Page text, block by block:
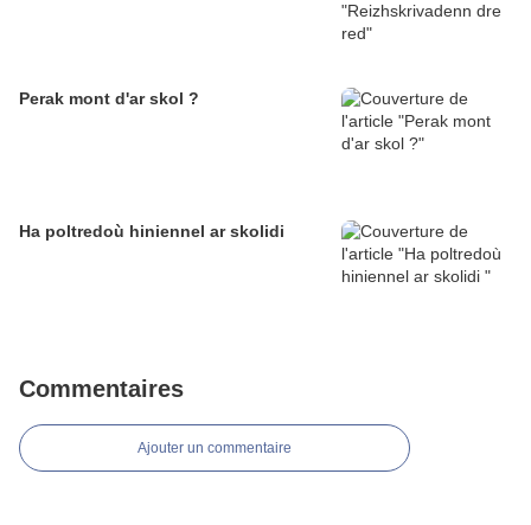
Perak mont d'ar skol ?
Ha poltredoù hiniennel ar skolidi
Commentaires
Ajouter un commentaire